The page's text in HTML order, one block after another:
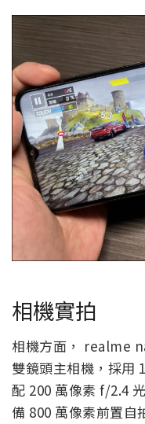
相機實拍
相機方面， realme
雙鏡頭主相機，採用
配 200 萬像素 f/2.4
備 800 萬像素前置自